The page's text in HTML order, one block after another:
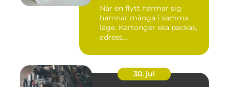
När en flytt närmar sig
hamnar många i samma
läge. Kartonger ska packas,
adress...
30. jul